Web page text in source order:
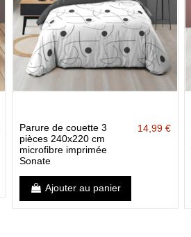
Parure de couette 3
pièces 240x220 cm
microfibre imprimée
Sonate
14,99 €
Ajouter au panier